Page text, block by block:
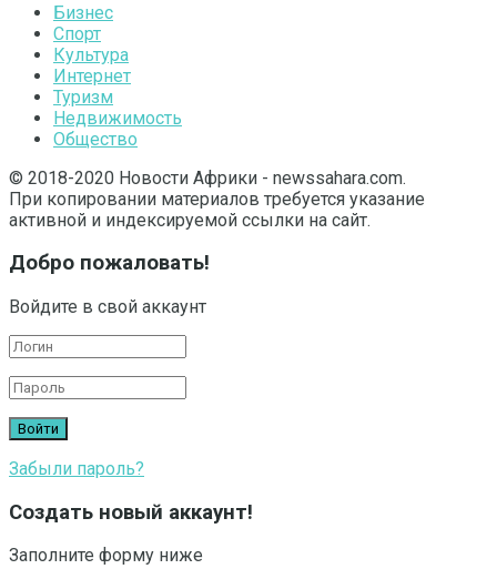
Бизнес
Спорт
Культура
Интернет
Туризм
Недвижимость
Общество
© 2018-2020 Новости Африки - newssahara.com.
При копировании материалов требуется указание
активной и индексируемой ссылки на сайт.
Добро пожаловать!
Войдите в свой аккаунт
Забыли пароль?
Создать новый аккаунт!
Заполните форму ниже